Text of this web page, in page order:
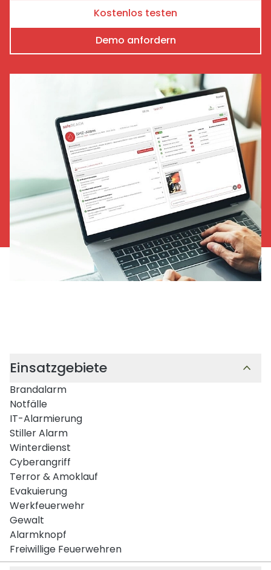
Kostenlos testen
Demo anfordern
Einsatzgebiete
Brandalarm
Notfälle
IT-Alarmierung
Stiller Alarm
Winterdienst
Cyberangriff
Terror & Amoklauf
Evakuierung
Werkfeuerwehr
Gewalt
Alarmknopf
Freiwillige Feuerwehren